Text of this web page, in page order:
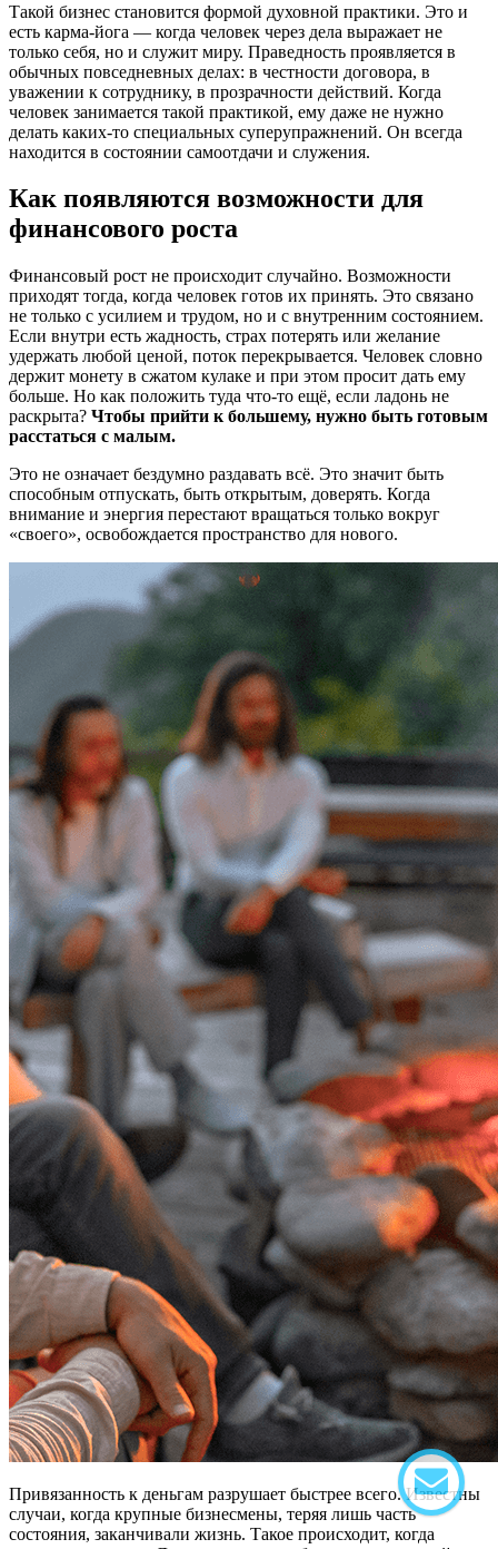
Такой бизнес становится формой духовной практики. Это и
есть карма-йога — когда человек через дела выражает не
только себя, но и служит миру. Праведность проявляется в
обычных повседневных делах: в честности договора, в
уважении к сотруднику, в прозрачности действий. Когда
человек занимается такой практикой, ему даже не нужно
делать каких-то специальных суперупражнений. Он всегда
находится в состоянии самоотдачи и служения.
Как появляются возможности для
финансового роста
Финансовый рост не происходит случайно. Возможности
приходят тогда, когда человек готов их принять. Это связано
не только с усилием и трудом, но и с внутренним состоянием.
Если внутри есть жадность, страх потерять или желание
удержать любой ценой, поток перекрывается. Человек словно
держит монету в сжатом кулаке и при этом просит дать ему
больше. Но как положить туда что-то ещё, если ладонь не
раскрыта? Чтобы прийти к большему, нужно быть готовым
расстаться с малым.
Это не означает бездумно раздавать всё. Это значит быть
способным отпускать, быть открытым, доверять. Когда
внимание и энергия перестают вращаться только вокруг
«своего», освобождается пространство для нового.
Привязанность к деньгам разрушает быстрее всего. Известны
случаи, когда крупные бизнесмены, теряя лишь часть
состояния, заканчивали жизнь. Такое происходит, когда